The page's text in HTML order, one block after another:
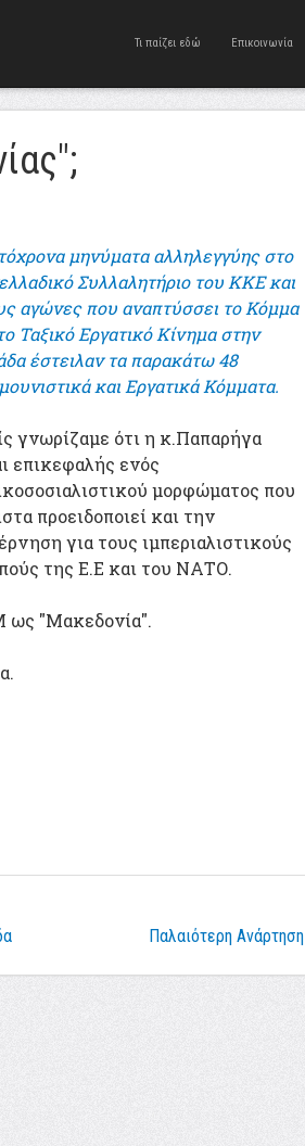
Τι παίζει εδώ Επικοινωνία
μηνύματα αλληλεγγύης στο
Συλλαλητήριο του ΚΚΕ και
αγώνες που αναπτύσσει το Κόμμα
Ταξικό Εργατικό Κίνημα στην
έστειλαν τα παρακάτω 48
και Εργατικά Κόμματα.
γνωρίζαμε ότι η κ.Παπαρήγα
επικεφαλής ενός
μορφώματος που
προειδοποιεί και την
για τους ιμπεριαλιστικούς
της Ε.Ε και του ΝΑΤΟ.
ως "Μακεδονία".
Παλαιότερη Ανάρτηση